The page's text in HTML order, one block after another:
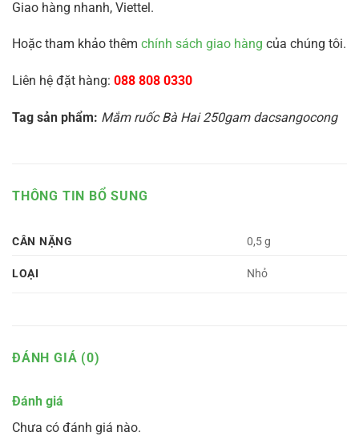
Giao hàng nhanh, Viettel.
Hoặc tham khảo thêm chính sách giao hàng của chúng tôi.
Liên hệ đặt hàng: 088 808 0330
Tag sản phẩm: Mắm ruốc Bà Hai 250gam dacsangocong
THÔNG TIN BỔ SUNG
CÂN NẶNG 0,5 g
LOẠI Nhỏ
ĐÁNH GIÁ (0)
Đánh giá
Chưa có đánh giá nào.